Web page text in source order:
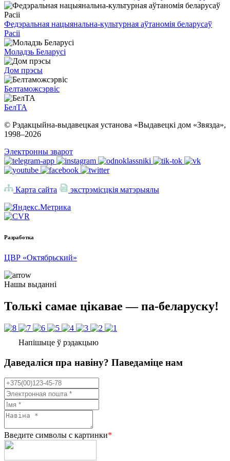
Федэральная нацыянальна-культурная аўтаномія беларусаў
Расіі
Моладзь Беларусі
Дом прэсы
Белтаможсэрвіс
БелТА
© Рэдакцыйна-выдавецкая установа «Выдавецкі дом «Звязда»,
1998–2026
Электронны зварот
Карта сайта экстрэмісцкія матэрыялы
Разработка
ЦВР «Октябрьский»
Нашы выданні
Толькі самае цікавае — па-беларуску!
Напішыце ў рэдакцыю
Даведаліся пра навіну? Паведаміце нам
Введите символы с картинки*